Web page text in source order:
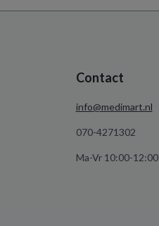
Contact
info@medimart.nl
070-4271302
Ma-Vr 10:00-12:00